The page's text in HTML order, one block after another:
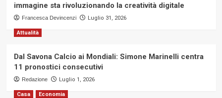
immagine sta rivoluzionando la creatività digitale
Francesca Devincenzi Luglio 31, 2026
Attualità
Dal Savona Calcio ai Mondiali: Simone Marinelli centra
11 pronostici consecutivi
Redazione Luglio 1, 2026
Casa Economia